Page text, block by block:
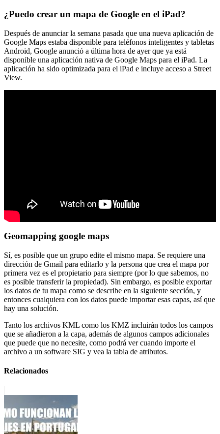
¿Puedo crear un mapa de Google en el iPad?
Después de anunciar la semana pasada que una nueva aplicación de
Google Maps estaba disponible para teléfonos inteligentes y tabletas
Android, Google anunció a última hora de ayer que ya está
disponible una aplicación nativa de Google Maps para el iPad. La
aplicación ha sido optimizada para el iPad e incluye acceso a Street
View.
Geomapping google maps
Sí, es posible que un grupo edite el mismo mapa. Se requiere una
dirección de Gmail para editarlo y la persona que crea el mapa por
primera vez es el propietario para siempre (por lo que sabemos, no
es posible transferir la propiedad). Sin embargo, es posible exportar
los datos de tu mapa como se describe en la siguiente sección, y
entonces cualquiera con los datos puede importar esas capas, así que
hay una solución.
Tanto los archivos KML como los KMZ incluirán todos los campos
que se añadieron a la capa, además de algunos campos adicionales
que puede que no necesite, como podrá ver cuando importe el
archivo a un software SIG y vea la tabla de atributos.
Relacionados